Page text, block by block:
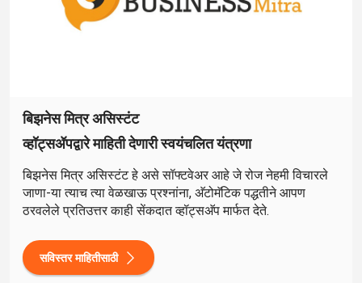
बिझनेस मित्र असिस्टंट
व्हॉट्सॲपद्वारे माहिती देणारी स्वयंचलित यंत्रणा
बिझनेस मित्र असिस्टंट हे असे सॉफ्टवेअर आहे जे रोज नेहमी विचारले
जाणा-या त्याच त्या वेळखाऊ प्रश्नांना, अ‍ॅटोमॅटिक पद्धतीने आपण
ठरवलेले प्रतिउत्तर काही सेंकदात व्हॉट्सअ‍ॅप मार्फत देते.
सविस्तर माहितीसाठी